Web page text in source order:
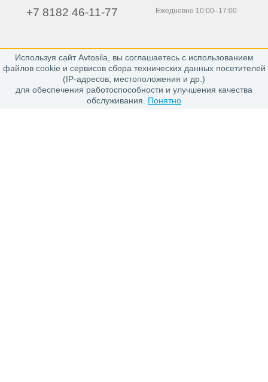
Используя сайт Avtosila, вы соглашаетесь с использованием
файлов cookie и сервисов сбора технических данных посетителей
(IP-адресов, местоположения и др.)
для обеспечения работоспособности и улучшения качества
обслуживания. Понятно
+7 8182 46-11-77
163020, г. Архангельск,
пр. Никольский 15, офис 212
Ежедневно 10:00–17:00
Каталог